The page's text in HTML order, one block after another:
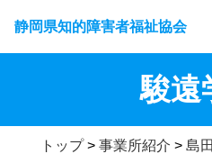
静岡県知的障害者福祉協会
駿遠
トップ> 事業所紹介 > 島